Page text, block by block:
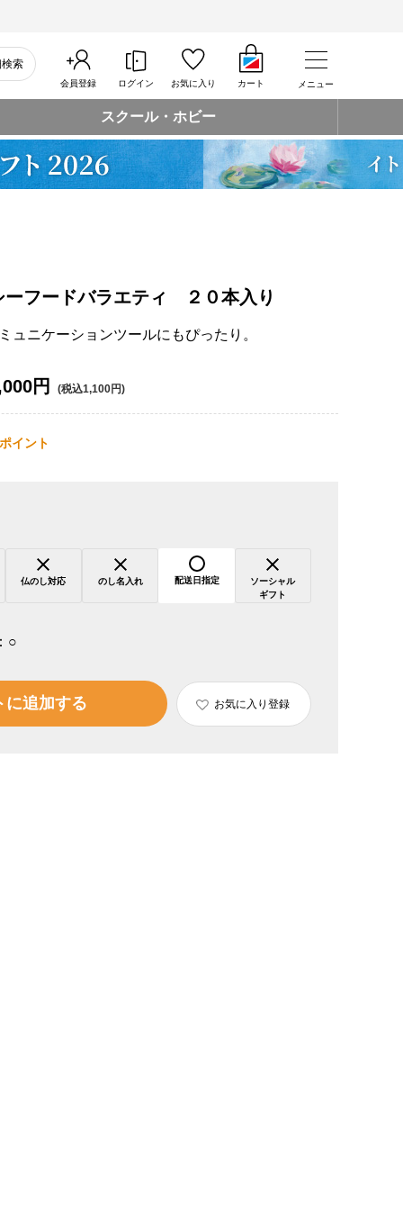
索
会員登録 ログイン お気に入り カート メニュー
スクール・ホビー
フードバラエティ ２０本入り
ュニケーションツールにもぴったり。
円 (税込1,100円)
ポイント
仏のし対応 のし名入れ 配送日指定
ソーシャル
ギフト
○
に追加する お気に入り登録